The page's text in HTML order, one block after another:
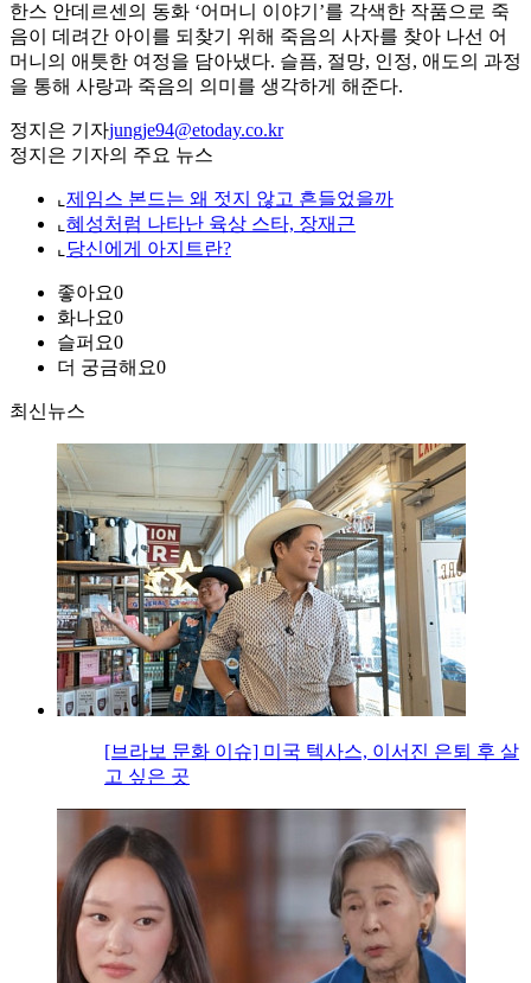
한스 안데르센의 동화 ‘어머니 이야기’를 각색한 작품으로 죽
음이 데려간 아이를 되찾기 위해 죽음의 사자를 찾아 나선 어
머니의 애틋한 여정을 담아냈다. 슬픔, 절망, 인정, 애도의 과정
을 통해 사랑과 죽음의 의미를 생각하게 해준다.
정지은 기자jungje94@etoday.co.kr
정지은 기자의 주요 뉴스
⌞ 제임스 본드는 왜 젓지 않고 흔들었을까
⌞ 혜성처럼 나타난 육상 스타, 장재근
⌞ 당신에게 아지트란?
좋아요0
화나요0
슬퍼요0
더 궁금해요0
최신뉴스
[브라보 문화 이슈] 미국 텍사스, 이서진 은퇴 후 살
고 싶은 곳